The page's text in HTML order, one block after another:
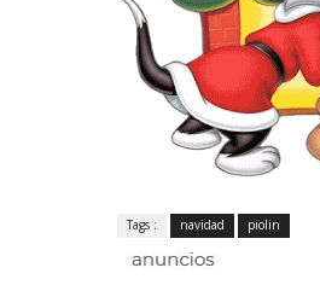
Tags : navidad piolin